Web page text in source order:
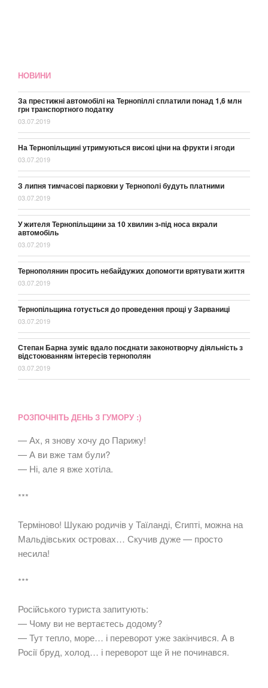
НОВИНИ
За престижні автомобілі на Тернопіллі сплатили понад 1,6 млн
грн транспортного податку
03.07.2019
На Тернопільщині утримуються високі ціни на фрукти і ягоди
03.07.2019
З липня тимчасові парковки у Тернополі будуть платними
03.07.2019
У жителя Тернопільщини за 10 хвилин з-під носа вкрали
автомобіль
03.07.2019
Тернополянин просить небайдужих допомогти врятувати життя
03.07.2019
Тернопільщина готується до проведення прощі у Зарваниці
03.07.2019
Степан Барна зуміє вдало поєднати законотворчу діяльність з
відстоюванням інтересів тернополян
03.07.2019
РОЗПОЧНІТЬ ДЕНЬ З ГУМОРУ :)
— Ах, я знову хочу до Парижу!
— А ви вже там були?
— Ні, але я вже хотіла.
***
Терміново! Шукаю родичів у Таїланді, Єгипті, можна на
Мальдівських островах… Скучив дуже — просто
несила!
***
Російського туриста запитують:
— Чому ви не вертаєтесь додому?
— Тут тепло, море… і переворот уже закінчився. А в
Росії бруд, холод… і переворот ще й не починався.